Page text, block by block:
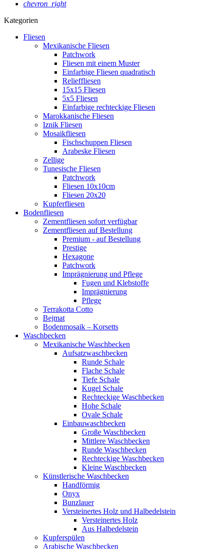
chevron_right
Kategorien
Fliesen
Mexikanische Fliesen
Patchwork
Fliesen mit einem Muster
Einfarbige Fliesen quadratisch
Relieffliesen
15x15 Fliesen
5x5 Fliesen
Einfarbige rechteckige Fliesen
Marokkanische Fliesen
Iznik Fliesen
Mosaikfliesen
Fischschuppen Fliesen
Arabeske Fliesen
Zellige
Tunesische Fliesen
Patchwork
Fliesen 10x10cm
Fliesen 20x20
Kupferfliesen
Bodenfliesen
Zementfliesen sofort verfügbar
Zementfliesen auf Bestellung
Premium - auf Bestellung
Prestige
Hexagone
Patchwork
Imprägnierung und Pflege
Fugen und Klebstoffe
Imprägnierung
Pflege
Terrakotta Cotto
Bejmat
Bodenmosaik – Korsetts
Waschbecken
Mexikanische Waschbecken
Aufsatzwaschbecken
Runde Schale
Flache Schale
Tiefe Schale
Kugel Schale
Rechteckige Waschbecken
Hohe Schale
Ovale Schale
Einbauwaschbecken
Große Waschbecken
Mittlere Waschbecken
Runde Waschbecken
Rechteckige Waschbecken
Kleine Waschbecken
Künstlerische Waschbecken
Handförmig
Onyx
Bunzlauer
Versteinertes Holz und Halbedelstein
Versteinertes Holz
Aus Halbedelstein
Kupferspülen
Arabische Waschbecken